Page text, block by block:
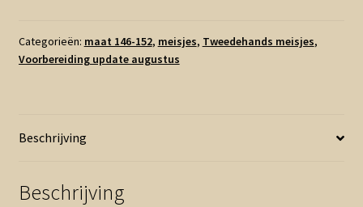
legging
zwart
Categorieën: maat 146-152, meisjes, Tweedehands meisjes,
Voorbereiding update augustus
Beschrijving
Beschrijving